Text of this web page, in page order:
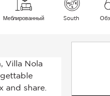
Меблированный South